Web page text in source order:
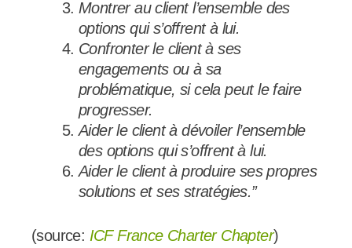
Montrer au client l’ensemble des
options qui s’offrent à lui.
Confronter le client à ses
engagements ou à sa
problématique, si cela peut le faire
progresser.
Aider le client à dévoiler l’ensemble
des options qui s’offrent à lui.
Aider le client à produire ses propres
solutions et ses stratégies.”
(source: ICF France Charter Chapter)